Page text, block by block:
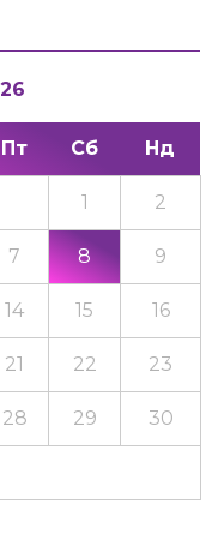
Пт Сб Нд
1 2
7 8 9
14 15 16
21 22 23
28 29 30